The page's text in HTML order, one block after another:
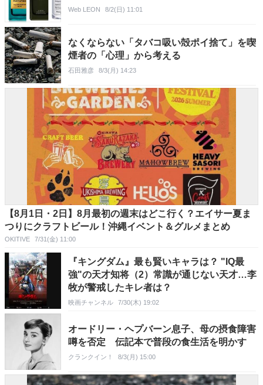
Web LEON 8/2(日) 11:01
なくならない「タバコ吸い殻ポイ捨て」を喫
煙者の「心理」から考える
石田雅彦 8/3(月) 14:23
【8月1日・2日】8月最初の週末はどこ行く？エイサー夏ま
つりにクラフトビール！沖縄イベント＆グルメまとめ
OKITIVE 7/31(金) 11:00
『キングダム』最も賢いキャラは？ "IQ最
強"の天才知将（2）常識が通じない天才…李
牧が警戒したキレ者は？
映画チャンネル 7/30(木) 19:02
オードリー・ヘプバーン息子、母の摂食障害
噂を否定 伝記本で普段の食生活を明かす
クランクイン！ 8/3(月) 15:00